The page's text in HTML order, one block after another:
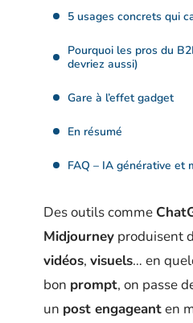
5 usages concrets qui
Pourquoi les pros du
devriez aussi)
Gare à l’effet gadget
En résumé
FAQ – IA générative et
Des outils comme
Midjourney produisent
vidéos, visuels… en
bon prompt, on passe
un post engageanten